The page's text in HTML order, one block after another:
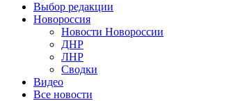
Выбор редакции
Новороссия
Новости Новороссии
ДНР
ЛНР
Сводки
Видео
Все новости